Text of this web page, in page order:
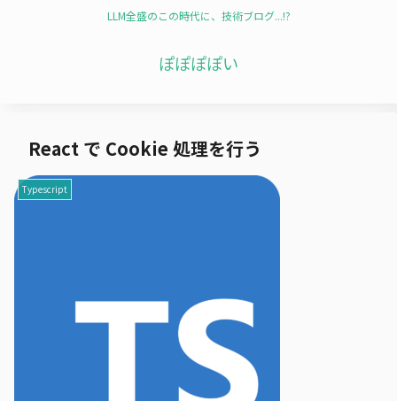
LLM全盛のこの時代に、技術ブログ...!?
ぽぽぽぽい
React で Cookie 処理を行う
Typescript